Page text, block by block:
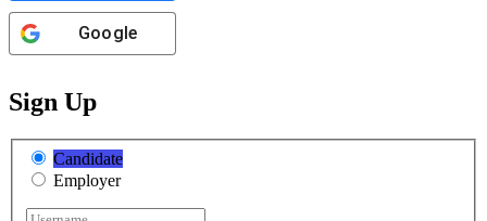
Google
Sign Up
Candidate
Employer